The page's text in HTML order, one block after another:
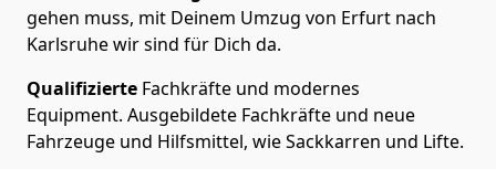
gehen muss, mit Deinem Umzug von Erfurt nach
Karlsruhe wir sind für Dich da.
Qualifizierte Fachkräfte und modernes
Equipment. Ausgebildete Fachkräfte und neue
Fahrzeuge und Hilfsmittel, wie Sackkarren und Lifte.